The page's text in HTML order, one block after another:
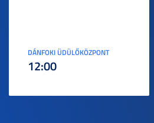
DÁNFOKI ÜDÜLŐKÖZPONT
12:00